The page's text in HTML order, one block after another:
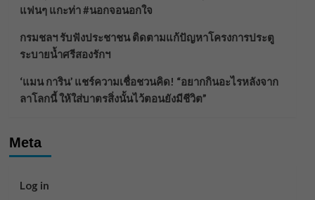
แฟนๆ แกะท่า #นอกจอนอกใจ
กรมชลฯ รับฟังประชาชน ติดตามแก้ปัญหาโครงการประตู
ระบายน้ำศรีสองรักฯ
‘แมน การิน’ แชร์ความเชื่อชวนคิด! “อยากกินอะไรหลังจาก
ลาโลกนี้ ให้ใส่บาตรสิ่งนั้นไว้ตอนยังมีชีวิต”
Meta
Log in